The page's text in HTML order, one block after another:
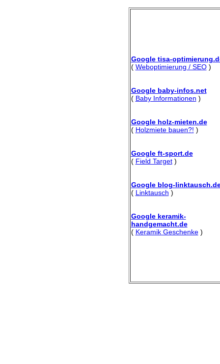
Google tisa-
( Weboptimierung / SEO)
Google baby-infos.net
( Baby Informationen )
Google holz-mieten.de
( Holzmiete bauen?! )
Google ft-sport.de
( Field Target)
Google blog-
( Linktausch )
Google keramik-
handgemacht.de
( Keramik Geschenke)